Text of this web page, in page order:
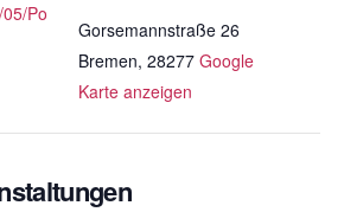
Gorsemannstraße 26
Bremen, 28277 Google
Karte anzeigen
Po